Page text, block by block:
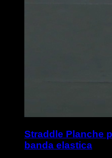
Straddle Planche
banda elastica